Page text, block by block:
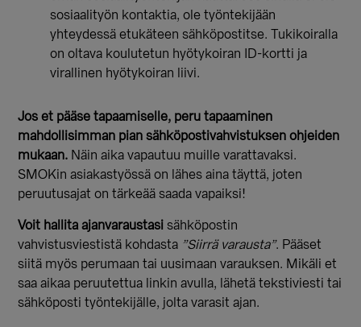
sosiaalityön kontaktia, ole työntekijään
yhteydessä etukäteen sähköpostitse. Tukikoiralla
on oltava koulutetun hyötykoiran ID-kortti ja
virallinen hyötykoiran liivi.
Jos et pääse tapaamiselle, peru tapaaminen
mahdollisimman pian sähköpostivahvistuksen ohjeiden
mukaan. Näin aika vapautuu muille varattavaksi.
SMOKin asiakastyössä on lähes aina täyttä, joten
peruutusajat on tärkeää saada vapaiksi!
Voit hallita ajanvaraustasi sähköpostin
vahvistusviestistä kohdasta ”Siirrä varausta”. Pääset
siitä myös perumaan tai uusimaan varauksen. Mikäli et
saa aikaa peruutettua linkin avulla, lähetä tekstiviesti tai
sähköposti työntekijälle, jolta varasit ajan.